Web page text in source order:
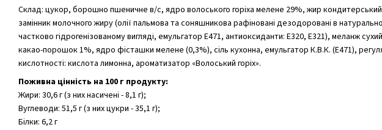
Склад: цукор, борошно пшеничне в/с, ядро волоського горіха мелене 29%, жир
замінник молочного жиру (олії пальмова та соняшникова рафіновані дезодоровані в
частково гідрогенізованому вигляді, емульгатор Е471, антиоксиданти: Е320, Е321), меланж
какао-порошок 1%, ядро фісташки мелене (0,3%), сіль кухонна, емульгатор К.В.К. (Е471),
кислотності: кислота лимонна, ароматизатор «Волоський горіх».
Поживна цінність на 100 г продукту:
Жири: 30,6 г (з них насичені - 8,1 г);
Вуглеводи: 51,5 г (з них цукри - 35,1 г);
Білки: 6,2 г